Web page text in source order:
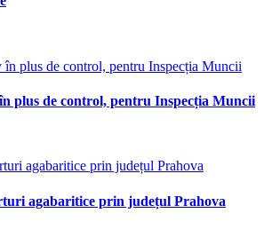
plus de control, pentru Inspecția Muncii
agabaritice prin județul Prahova